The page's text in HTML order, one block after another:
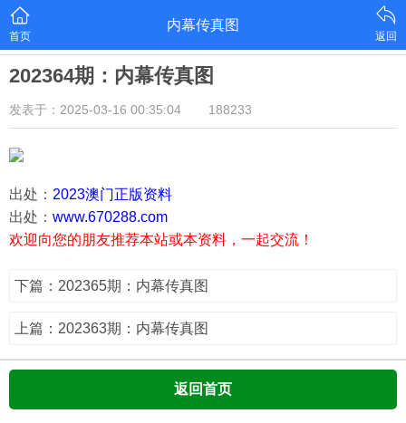
首页
内幕传真图
返回
202364期：内幕传真图
发表于：2025-03-16 00:35:04 188233
出处： 2023澳门正版资料
出处： www.670288.com
欢迎向您的朋友推荐本站或本资料，一起交流！
下篇：202365期：内幕传真图
上篇：202363期：内幕传真图
返回首页